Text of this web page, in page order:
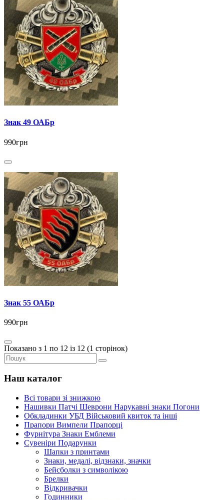
Знак 49 ОАБр
990грн
Знак 55 ОАБр
990грн
Показано з 1 по 12 із 12 (1 сторінок)
Наш каталог
Всі товари зі знижкою
Нашивки Патчі Шеврони Нарукавні знаки Погони
Обкладинки УБД Військовий квиток та інші
Прапори Вимпели Прапорці
Фурнітура Знаки Емблеми
Сувеніри Подарунки
Шапки з принтами
Знаки, медалі, відзнаки, значки
Бейсболки з символікою
Брелки
Відкривачки
Годинники